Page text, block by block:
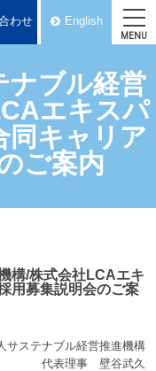
わせ English
MENU
ナブル経営
エキスパ
キャリア
ご案内
構/株式会社LCAエキ
募集説明会のご案
サステナブル経営推進機構
代表理事 壁谷武久